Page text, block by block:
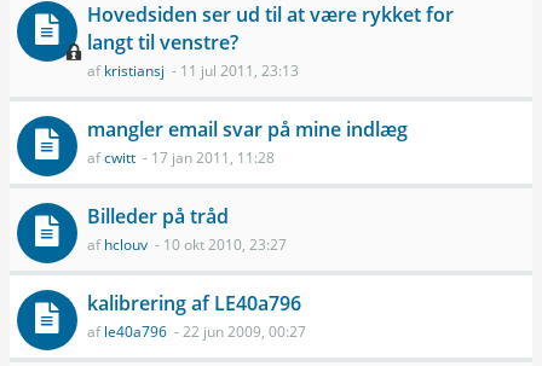
Hovedsiden ser ud til at være rykket for
langt til venstre?
afkristiansj - 11 jul 2011, 23:13
mangler email svar på mine indlæg
afcwitt - 17 jan 2011, 11:28
Billeder på tråd
afhclouv - 10 okt 2010, 23:27
kalibrering af LE40a796
afle40a796 - 22 jun 2009, 00:27